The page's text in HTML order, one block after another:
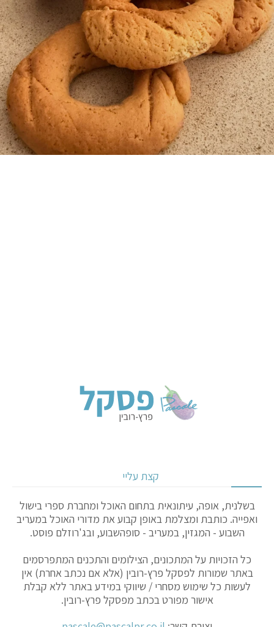
קצת עליי
בשלנית, אופה, עיתונאית בתחום האוכל ומחברת ספרי בישול
ואפייה. כותבת ומצלמת באופן קבוע את מדורי האוכל במעריב
השבוע - המגזין, במעריב - סופהשבוע, ובג'רוזלם פוסט.
כל הזכויות על המתכונים, הצילומים והתכנים המתפרסמים
באתר שמורות לפסקל פרץ-רובין (אלא אם נכתב אחרת) אין
לעשות כל שימוש מסחרי / שיווקי במידע באתר ללא קבלת
אישור מפורט בכתב מפסקל פרץ-רובין.